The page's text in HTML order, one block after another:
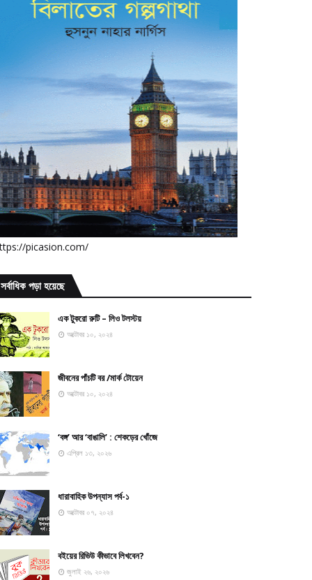
picasion.com/
সর্বাধিক পড়া হয়েছে
এক টুকরো রুটি – লিও টলস্টয়
অক্টোবর ১০, ২০২৪
জীবনের পাঁচটি বর /মার্ক টোয়েন
অক্টোবর ১০, ২০২৪
‘বঙ্গ’ আর ‘বাঙালি’ : শেকড়ের খোঁজে
এপ্রিল ১৩, ২০২৬
ধারাবাহিক উপন্যাস পর্ব-১
অক্টোবর ০৭, ২০২৪
বইয়ের রিভিউ কীভাবে লিখবেন?
জুলাই ২৬, ২০২৬